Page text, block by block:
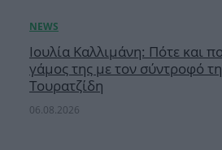
Ιουλία Καλλιμάνη: Πότε και
γάμος της με τον σύντροφό
Τουρατζίδη
06.08.2026